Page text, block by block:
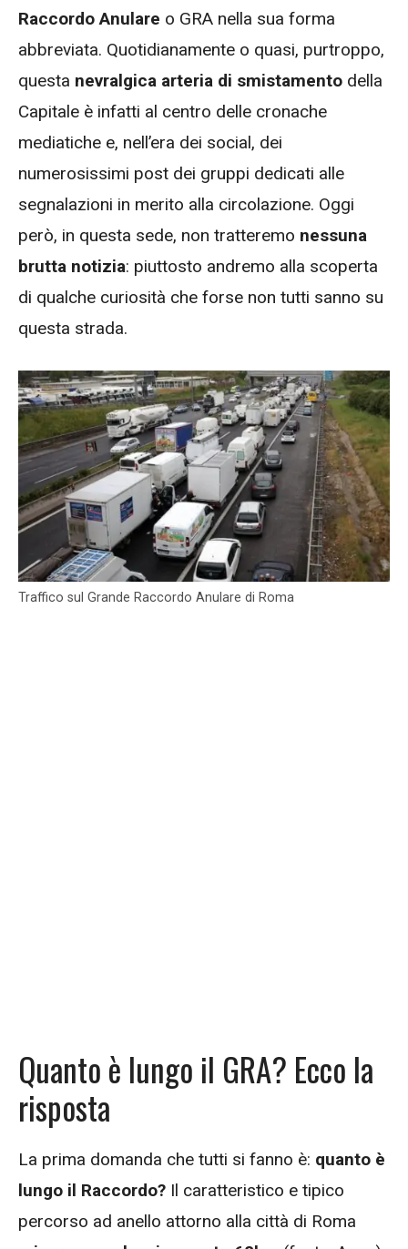
Raccordo Anulare o GRA nella sua forma
abbreviata. Quotidianamente o quasi, purtroppo,
questa nevralgica arteria di smistamento della
Capitale è infatti al centro delle cronache
mediatiche e, nell’era dei social, dei
numerosissimi post dei gruppi dedicati alle
segnalazioni in merito alla circolazione. Oggi
però, in questa sede, non tratteremo nessuna
brutta notizia: piuttosto andremo alla scoperta
di qualche curiosità che forse non tutti sanno su
questa strada.
Traffico sul Grande Raccordo Anulare di Roma
Quanto è lungo il GRA? Ecco la
risposta
La prima domanda che tutti si fanno è: quanto è
lungo il Raccordo? Il caratteristico e tipico
percorso ad anello attorno alla città di Roma